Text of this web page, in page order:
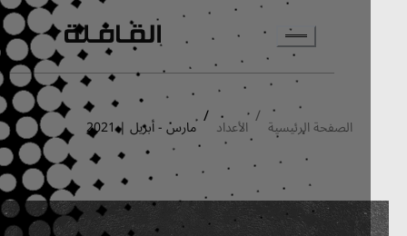
انتقل إلى المحتوى الرئيسي
الصفحة الرئيسية / الأعداد / مارس - أبريل | 2021